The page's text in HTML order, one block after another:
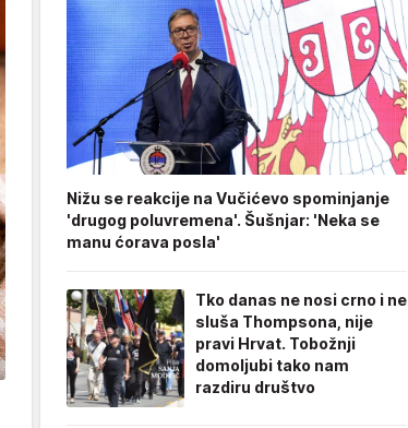
Nižu se reakcije na Vučićevo spominjanje
'drugog poluvremena'. Šušnjar: 'Neka se
manu ćorava posla'
Tko danas ne nosi crno i ne
sluša Thompsona, nije
pravi Hrvat. Tobožnji
domoljubi tako nam
razdiru društvo